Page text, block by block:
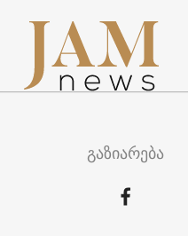
გაზიარება